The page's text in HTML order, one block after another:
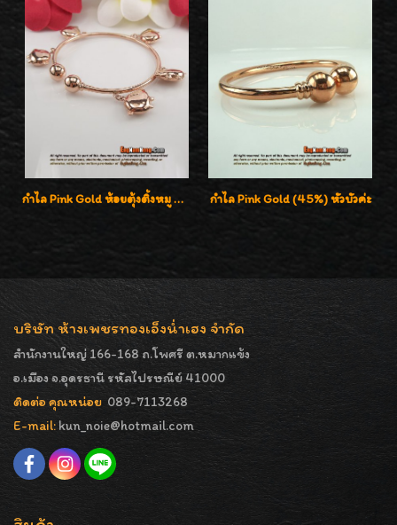
กำไล Pink Gold ห้อยตุ้งติ้งหมู น่ารักมากๆๆค่ะ กำไล Pink Gold (45%) หัวบัวค่ะ
บริษัท ห้างเพชรทองเอ็งน่ำเฮง จำกัด
สำนักงานใหญ่ 166-168 ถ.โพศรี ต.หมากแข้ง
อ.เมือง จ.อุดรธานี รหัสไปรษณีย์ 41000
ติดต่อ คุณหน่อย 089-7113268
E-mail: kun_noie@hotmail.com